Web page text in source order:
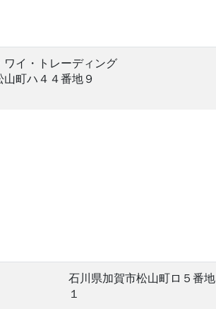
ワイ・トレーディング
町ハ４４番地９
石川県加賀市松山町ロ５番地
１